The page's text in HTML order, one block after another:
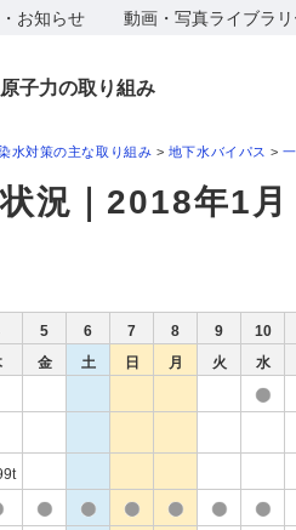
お知らせ 動画・写真ライブラリ
原子力の取り組み
水対策の主な取り組み > 地下水バイパス >
況｜2018年1月
5 6 7 8 9 10
金 土 日 月 火 水